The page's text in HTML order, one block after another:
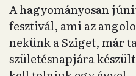
A hagyományosan
fesztivál, ami az
nekünk a Sziget, már
születésnapjára